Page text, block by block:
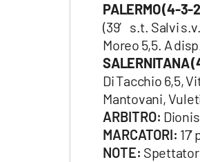
PALERMO (4-3-
(39′ s.t. Salvi
Moreo 5,5. A
SALERNITANA
Di Tacchio 6,5,
Mantovani,
ARBITRO:
MARCATORI:
NOTE: